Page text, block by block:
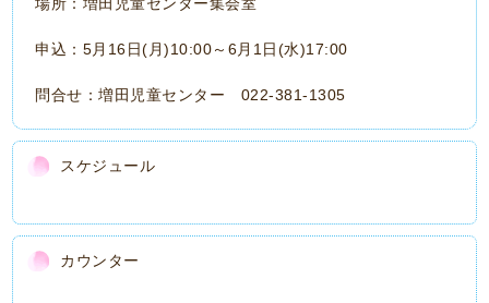
場所：増田児童センター集会室
申込：5月16日(月)10:00～6月1日(水)17:00
問合せ：増田児童センター 022-381-1305
スケジュール
カウンター